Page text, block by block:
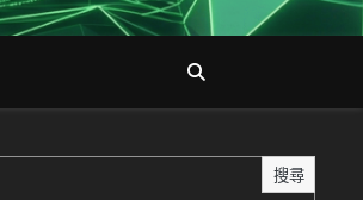
搜尋